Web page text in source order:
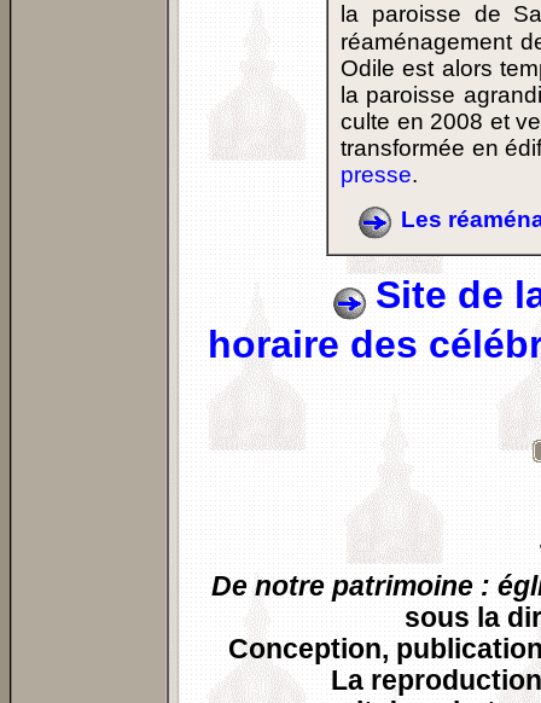
la paroisse de
réaménagement
Odile est alors
la paroisse
culte en 2008 et
transformée en
presse.
Les
Site de
horaire des
De notre patrimoine :
sous la
Conception,
La